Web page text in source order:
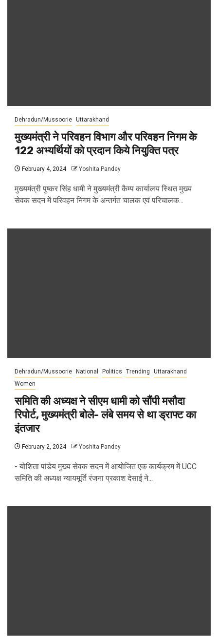
Dehradun/Mussoorie Uttarakhand
मुख्यमंत्री ने परिवहन विभाग और परिवहन निगम के
122 अभ्यर्थियों को प्रदान किये नियुक्ति पत्र
February 4, 2024 Yoshita Pandey
मुख्यमंत्री पुष्कर सिंह धामी ने मुख्यमंत्री कैम्प कार्यालय स्थित मुख्य
सेवक सदन में परिवहन निगम के अन्तर्गत चालक एवं परिचालक...
Dehradun/Mussoorie National Politics Trending
Uttarakhand
Women
समिति की अध्यक्ष ने सीएम धामी को सौंपी मसौदा
रिपोर्ट, मुख्यमंत्री बोले- लंबे समय से था ड्राफ्ट का
इंतजार
February 2, 2024 Yoshita Pandey
- योशिता पांडेय मुख्य सेवक सदन में आयोजित एक कार्यक्रम में UCC
समिति की अध्यक्ष न्यायमूर्ति रंजना प्रकाश देसाई ने...